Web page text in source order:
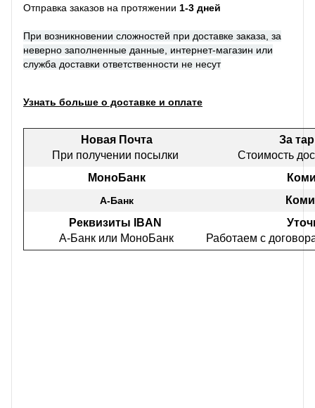
Отправка заказов на протяжении 1-3 дней
При возникновении сложностей при доставке заказа, за
неверно заполненные данные, интернет-магазин или
служба доставки ответственности не несут
Узнать больше о доставке и оплате
Новая Почта
При получении посылки
За
Стоимость
МоноБанк
А-Банк
Реквизиты IBAN
А-Банк или МоноБанк
Работаем с